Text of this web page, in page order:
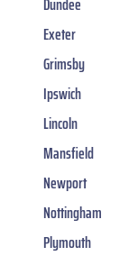
Exeter
Grimsby
Ipswich
Lincoln
Mansfield
Newport
Nottingham
Plymouth